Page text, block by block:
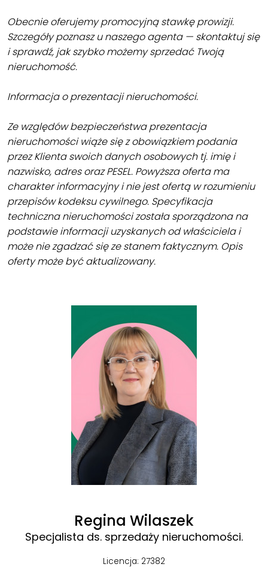
Obecnie oferujemy promocyjną stawkę prowizji.
Szczegóły poznasz u naszego agenta — skontaktuj się
i sprawdź, jak szybko możemy sprzedać Twoją
nieruchomość.
Informacja o prezentacji nieruchomości.
Ze względów bezpieczeństwa prezentacja
nieruchomości wiąże się z obowiązkiem podania
przez Klienta swoich danych osobowych tj. imię i
nazwisko, adres oraz PESEL. Powyższa oferta ma
charakter informacyjny i nie jest ofertą w rozumieniu
przepisów kodeksu cywilnego. Specyfikacja
techniczna nieruchomości została sporządzona na
podstawie informacji uzyskanych od właściciela i
może nie zgadzać się ze stanem faktycznym. Opis
oferty może być aktualizowany.
Regina Wilaszek
Specjalista ds. sprzedaży nieruchomości.
Licencja: 27382